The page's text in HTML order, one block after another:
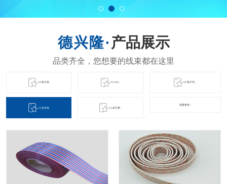
产品展示
UL电子线 UL100... UL电子导...
UL彩排线 UL多芯屏...
查看更多+